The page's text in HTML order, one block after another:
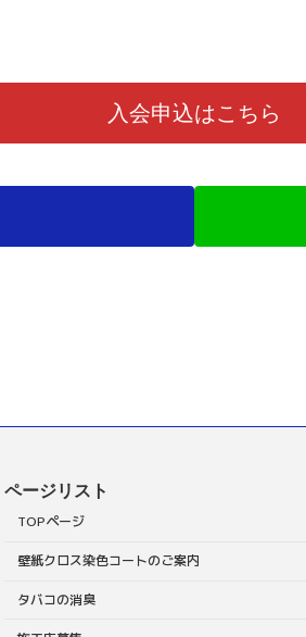
入会申込はこちら
ページリスト
TOPページ
壁紙クロス染色コートのご案内
タバコの消臭